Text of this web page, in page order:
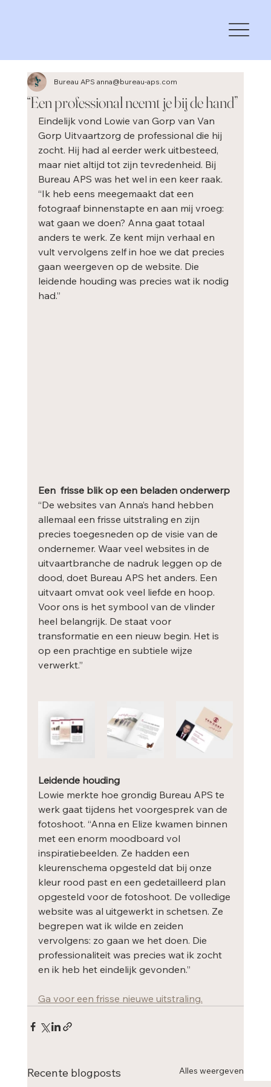
“Een professional neemt je bij de hand”
Bureau APS anna@bureau-aps.com
Eindelijk vond Lowie van Gorp van Van
Gorp Uitvaartzorg de professional die hij
zocht. Hij had al eerder werk uitbesteed,
maar niet altijd tot zijn tevredenheid. Bij
Bureau APS was het wel in een keer raak.
“Ik heb eens meegemaakt dat een
fotograaf binnenstapte en aan mij vroeg:
wat gaan we doen? Anna gaat totaal
anders te werk. Ze kent mijn verhaal en
vult vervolgens zelf in hoe we dat precies
gaan weergeven op de website. Die
leidende houding was precies wat ik nodig
had.”
Een  frisse blik op een beladen onderwerp
“De websites van Anna’s hand hebben
allemaal een frisse uitstraling en zijn
precies toegesneden op de visie van de
ondernemer. Waar veel websites in de
uitvaartbranche de nadruk leggen op de
dood, doet Bureau APS het anders. Een
uitvaart omvat ook veel liefde en hoop.
Voor ons is het symbool van de vlinder
heel belangrijk. De staat voor
transformatie en een nieuw begin. Het is
op een prachtige en subtiele wijze
verwerkt.”
Leidende houding
Lowie merkte hoe grondig Bureau APS te
werk gaat tijdens het voorgesprek van de
fotoshoot. “Anna en Elize kwamen binnen
met een enorm moodboard vol
inspiratiebeelden. Ze hadden een
kleurenschema opgesteld dat bij onze
kleur rood past en een gedetailleerd plan
opgesteld voor de fotoshoot. De volledige
website was al uitgewerkt in schetsen. Ze
begrepen wat ik wilde en zeiden
vervolgens: zo gaan we het doen. Die
professionaliteit was precies wat ik zocht
en ik heb het eindelijk gevonden.”
Ga voor een frisse nieuwe uitstraling.
Recente blogposts Alles weergeven